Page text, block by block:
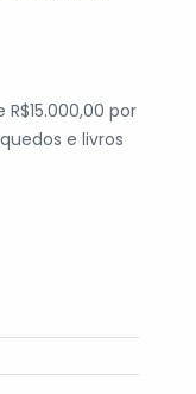
por
e livros